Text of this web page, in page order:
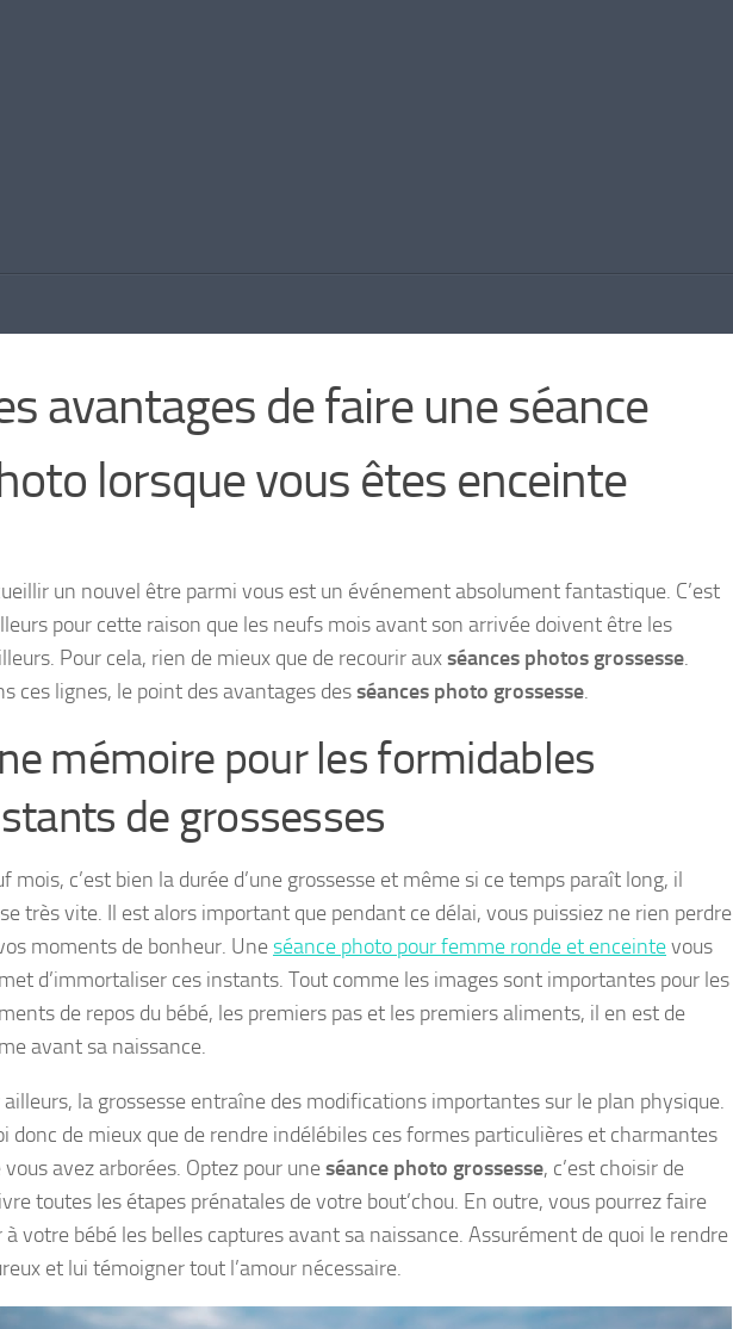
avantages de faire une séance
lorsque vous êtes enceinte
un nouvel être parmi vous est un événement absolument fantastique. C’est
pour cette raison que les neufs mois avant son arrivée doivent être les
Pour cela, rien de mieux que de recourir auxséances photos grossesse.
ces lignes, le point des avantages desséances photo grossesse.
mémoire pour les formidables
de grossesses
mois, c’est bien la durée d’une grossesse et même si ce temps paraît long, il
très vite. Il est alors important que pendant ce délai, vous puissiez ne rien perdre
moments de bonheur. Uneséance photo pour femme ronde et enceintevous
d’immortaliser ces instants. Tout comme les images sont importantes pour les
de repos du bébé, les premiers pas et les premiers aliments, il en est de
avant sa naissance.
ailleurs, la grossesse entraîne des modifications importantes sur le plan physique.
donc de mieux que de rendre indélébiles ces formes particulières et charmantes
vous avez arborées. Optez pour uneséance photo grossesse, c’est choisir de
toutes les étapes prénatales de votre bout’chou. En outre, vous pourrez faire
à votre bébé les belles captures avant sa naissance. Assurément de quoi le rendre
et lui témoigner tout l’amour nécessaire.